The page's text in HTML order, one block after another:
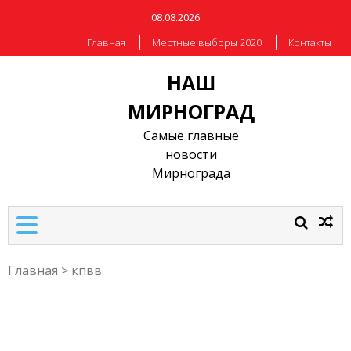
08.08.2026
Главная
Местные выборы 2020 Контакты
НАШ
МИРНОГРАД
Самые главные
новости
Мирнограда
Главная > кпвв